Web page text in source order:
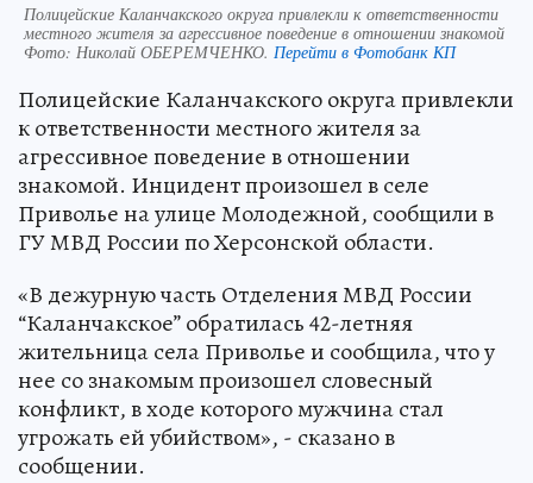
Полицейские Каланчакского округа привлекли к ответственности
местного жителя за агрессивное поведение в отношении знакомой
Фото: Николай ОБЕРЕМЧЕНКО. Перейти в Фотобанк КП
Полицейские Каланчакского округа привлекли
к ответственности местного жителя за
агрессивное поведение в отношении
знакомой. Инцидент произошел в селе
Приволье на улице Молодежной, сообщили в
ГУ МВД России по Херсонской области.
«В дежурную часть Отделения МВД России
“Каланчакское” обратилась 42-летняя
жительница села Приволье и сообщила, что у
нее со знакомым произошел словесный
конфликт, в ходе которого мужчина стал
угрожать ей убийством», - сказано в
сообщении.